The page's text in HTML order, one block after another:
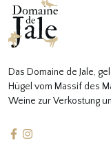
Das Domaine de Jale,
Hügel vom Massif des
Weine zur Verkostung